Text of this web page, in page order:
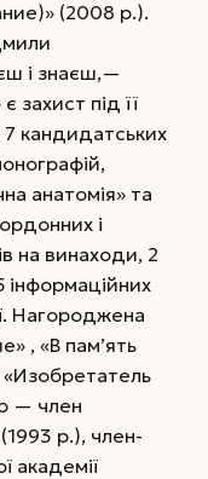
(2008 р.).
і знаєш,—
захист під її
кандидатських
анатомія» та
і
на винаходи, 2
інформаційних
Нагороджена
, «В пам’ять
«Изобретатель
— член
р.), член-
академії